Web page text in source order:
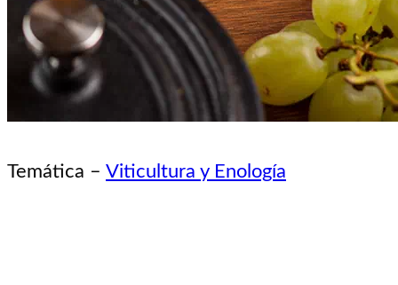
Temática – Viticultura y Enología